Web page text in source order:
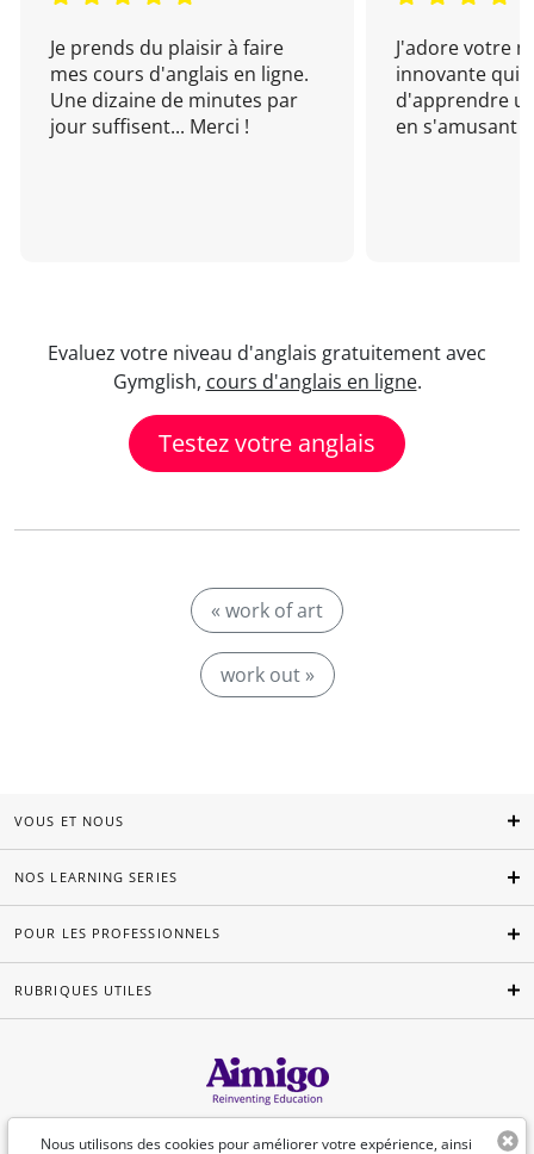
Je prends du plaisir à faire
mes cours d'anglais en ligne.
Une dizaine de minutes par
jour suffisent... Merci !
J'adore votre
innovante qui
d'apprendre
en s'amusant !
Evaluez votre niveau d'anglais gratuitement avec
Gymglish, cours d'anglais en ligne.
Testez votre anglais
« work of art
work out »
Nous utilisons des cookies pour améliorer votre expérience, ainsi
VOUS ET NOUS
NOS LEARNING SERIES
POUR LES PROFESSIONNELS
RUBRIQUES UTILES
Français